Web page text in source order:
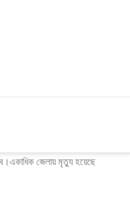
জেলায় মৃত্যু হয়েছে